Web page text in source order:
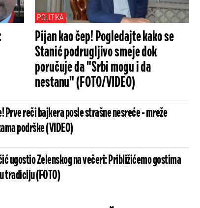
POLITIKA
Pijan kao čep! Pogledajte kako se
Stanić podrugljivo smeje dok
poručuje da "Srbi mogu i da
nestanu" (FOTO/VIDEO)
Prve reči bajkera posle strašne nesreće - mreže
podrške (VIDEO)
ugostio Zelenskog na večeri: Približićemo gostima
tradiciju (FOTO)